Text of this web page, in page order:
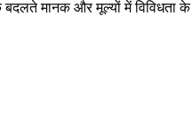
मानक और मूल्यों में विविधता के